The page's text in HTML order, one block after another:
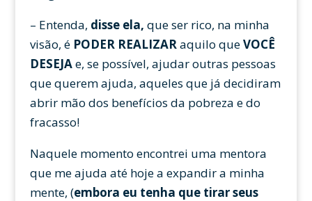
– Entenda, disse ela, que ser rico, na minha
visão, éPODER REALIZARaquilo queVOCÊ
DESEJAe, se possível, ajudar outras pessoas
que querem ajuda, aqueles que já decidiram
abrir mão dos benefícios da pobreza e do
fracasso!
Naquele momento encontrei uma mentora
que me ajuda até hoje a expandir a minha
mente, (embora eu tenha que tirar seus